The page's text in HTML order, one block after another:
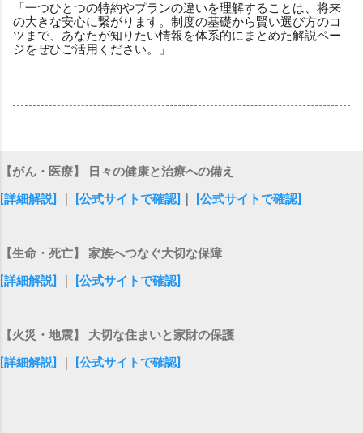
「一つひとつの特約やプランの違いを理解することは、将来
の大きな安心に繋がります。制度の基礎から賢い選び方のコ
ツまで、あなたが知りたい情報を体系的にまとめた解説ペー
ジをぜひご活用ください。」
【がん・医療】 日々の健康と治療への備え
[詳細解説]
[公式サイトで確認] [公式サイトで確認]
【生命・死亡】 家族へつなぐ大切な保障
[詳細解説]
[公式サイトで確認]
【火災・地震】 大切な住まいと家財の保護
[詳細解説]
[公式サイトで確認]